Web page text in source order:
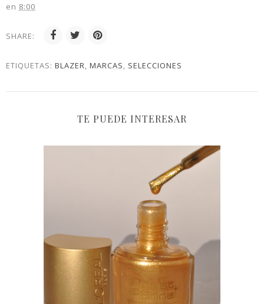
en 8:00
SHARE:
ETIQUETAS: BLAZER, MARCAS, SELECCIONES
TE PUEDE INTERESAR